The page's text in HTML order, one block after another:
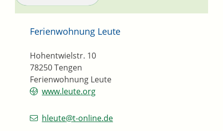
Ferienwohnung Leute
Ferienwohnung Leute
Hohentwielstr. 10
78250Tengen
www.leute.org
hleute@t-online.de